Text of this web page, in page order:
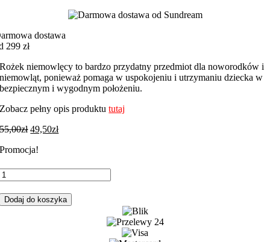
dostawa
299 zł
Rożek niemowlęcy to bardzo przydatny przedmiot dla noworodków i
niemowląt, ponieważ pomaga w uspokojeniu i utrzymaniu dziecka w
bezpiecznym i wygodnym położeniu.
Zobacz pełny opis produktututaj
55,00zł 49,50zł
Promocja!
Dodaj do koszyka